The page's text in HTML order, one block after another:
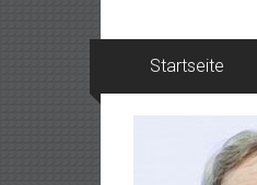
Startseite